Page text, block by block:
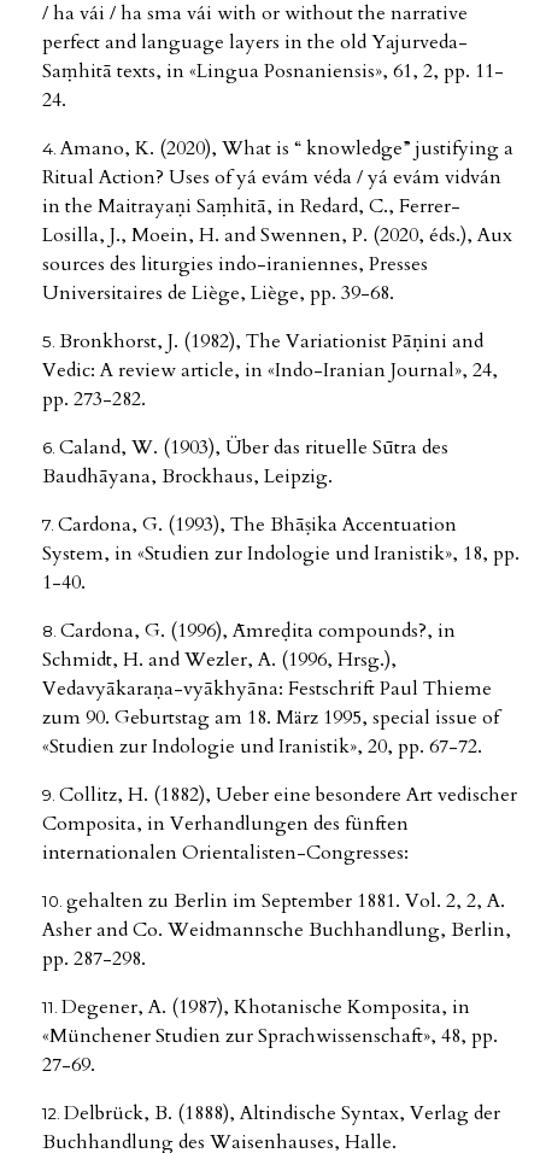
/ ha vái / ha sma vái with or without the narrative
perfect and language layers in the old Yajurveda-
Saṃhitā texts, in «Lingua Posnaniensis», 61, 2, pp. 11-
24.
Amano, K. (2020), What is “ knowledge” justifying a
Ritual Action? Uses of yá evám véda / yá evám vidván
in the Maitrayaṇi Saṃhitā, in Redard, C., Ferrer-
Losilla, J., Moein, H. and Swennen, P. (2020, éds.), Aux
sources des liturgies indo-iraniennes, Presses
Universitaires de Liège, Liège, pp. 39-68.
Bronkhorst, J. (1982), The Variationist Pāṇini and
Vedic: A review article, in «Indo-Iranian Journal», 24,
pp. 273-282.
Caland, W. (1903), Über das rituelle Sūtra des
Baudhāyana, Brockhaus, Leipzig.
Cardona, G. (1993), The Bhāṣika Accentuation
System, in «Studien zur Indologie und Iranistik», 18, pp.
1-40.
Cardona, G. (1996), Āmreḍita compounds?, in
Schmidt, H. and Wezler, A. (1996, Hrsg.),
Vedavyākaraṇa-vyākhyāna: Festschrift Paul Thieme
zum 90. Geburtstag am 18. März 1995, special issue of
«Studien zur Indologie und Iranistik», 20, pp. 67-72.
Collitz, H. (1882), Ueber eine besondere Art vedischer
Composita, in Verhandlungen des fünften
internationalen Orientalisten-Congresses:
gehalten zu Berlin im September 1881. Vol. 2, 2, A.
Asher and Co. Weidmannsche Buchhandlung, Berlin,
pp. 287-298.
Degener, A. (1987), Khotanische Komposita, in
«Münchener Studien zur Sprachwissenschaft», 48, pp.
27-69.
Delbrück, B. (1888), Altindische Syntax, Verlag der
Buchhandlung des Waisenhauses, Halle.